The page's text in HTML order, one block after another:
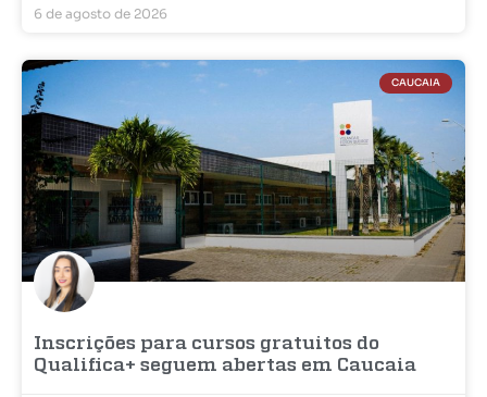
6 de agosto de 2026
CAUCAIA
Inscrições para cursos gratuitos do
Qualifica+ seguem abertas em Caucaia